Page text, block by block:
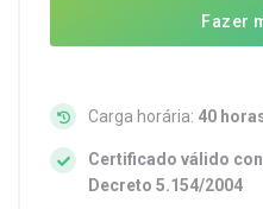
Fazer
Carga horária: 40
Certificado válido
Decreto 5.154/2004